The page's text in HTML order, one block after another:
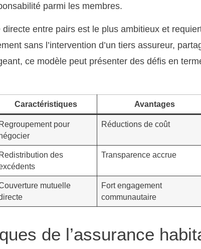
parmi les membres.
entre pairs est le plus ambitieux et
sans l’intervention d’un tiers assureur,
ce modèle peut présenter des défis en
Caractéristiques Avantages
Regroupement pour
Réductions de coût
Redistribution des
Transparence accrue
mutuelle
Fort engagement
communautaire
de l’assurance